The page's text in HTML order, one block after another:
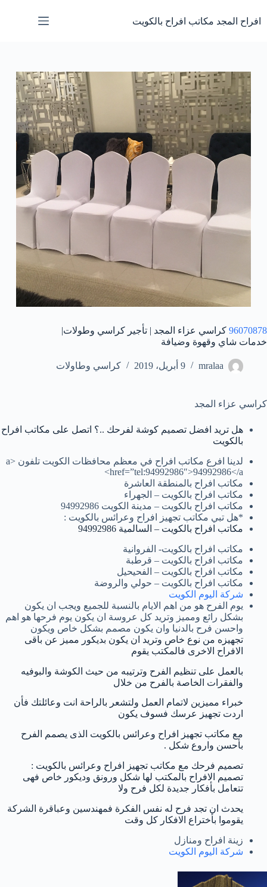
إلى
المحتوى
افراح المجد مكاتب افراح بالكويت
96070878 كراسي عزاء المجد | تأجير كراسي وطولات|
خدمات شاي وقهوة وضيافة
mralaa 9 أبريل، 2019 كراسي وطاولات
كراسي عزاء المجد
هل تريد افضل تصميم كوشة لفرحك ..؟ اتصل على مكاتب افراح
بالكويت
لدينا افرع مكاتب افراح في معظم محافظات الكويت تلفون <a
href=”tel:94992986″>94992986</a>
مكاتب افراح بالمنطقة العاشرة
مكاتب افراح بالكويت – الجهراء
مكاتب افراح بالكويت – مدينة الكويت 94992986
*هل تبي مكاتب تجهيز افراح وعرائس بالكويت :
مكاتب افراح بالكويت – السالمية 94992986
مكاتب افراح بالكويت- الفروانية
مكاتب افراح بالكويت – قرطبة
مكاتب افراح بالكويت – الفحيحيل
مكاتب افراح بالكويت – حولي والروضة
شركة اليوم الكويت
يوم الفرح هو من اهم الايام بالنسبة للجميع ويجب ان يكون
بشكل رائع ومميز وتريد كل عروسة ان يكون يوم فرحها هو اهم
واحسن فرح بالدنيا وان يكون مصمم بشكل خاص ويكون
تجهيزه من نوع خاص وتريد ان يكون بديكور مميز عن باقى
الافراح الاخرى فالمكتب يقوم
بالعمل على تنظيم الفرح وترتيبه من حيث الكوشة والبوفيه
والفقرات الخاصة بالفرح من خلال
خبراء مميزين لاتمام العمل ولتشعر بالراحة انت وعائلتك فأن
اردت تجهيز عرسك فسوف يكون
مع مكاتب تجهيز افراح وعرائس بالكويت الذى يصمم الفرح
بأحسن واروع شكل .
تصميم فرحك مع مكاتب تجهيز افراح وعرائس بالكويت :
تصميم الافراح بالمكتب لها شكل ورونق وديكور خاص فهى
تتعامل بأفكار جديدة لكل فرح ولا
يحدث ان تجد فرح له نفس الفكرة فمهندسين وعباقرة الشركة
يقوموا بأختراع الافكار كل وقت
زينة افراح ومنازل
شركة اليوم الكويت